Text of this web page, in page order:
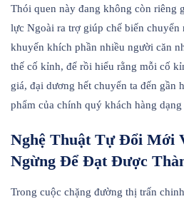
Thói quen này đang không còn riêng
lực Ngoài ra trợ giúp chế biến chuyển
khuyến khích phần nhiều người căn
thế cố kỉnh, để rồi hiểu rằng mỗi cố
giá, đại dương hết chuyển ta đến gần
phẩm của chính quý khách hàng
Nghệ Thuật Tự Đổi Mới
Ngừng Để Đạt Được
Trong cuộc chặng đường thị trấn